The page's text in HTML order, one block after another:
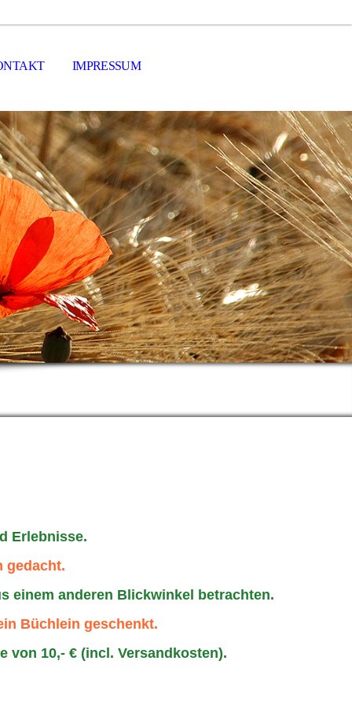
IMPRESSUM
Erlebnisse.
gedacht.
einem anderen Blickwinkel betrachten.
Büchlein geschenkt.
von 10,- € (incl. Versandkosten).